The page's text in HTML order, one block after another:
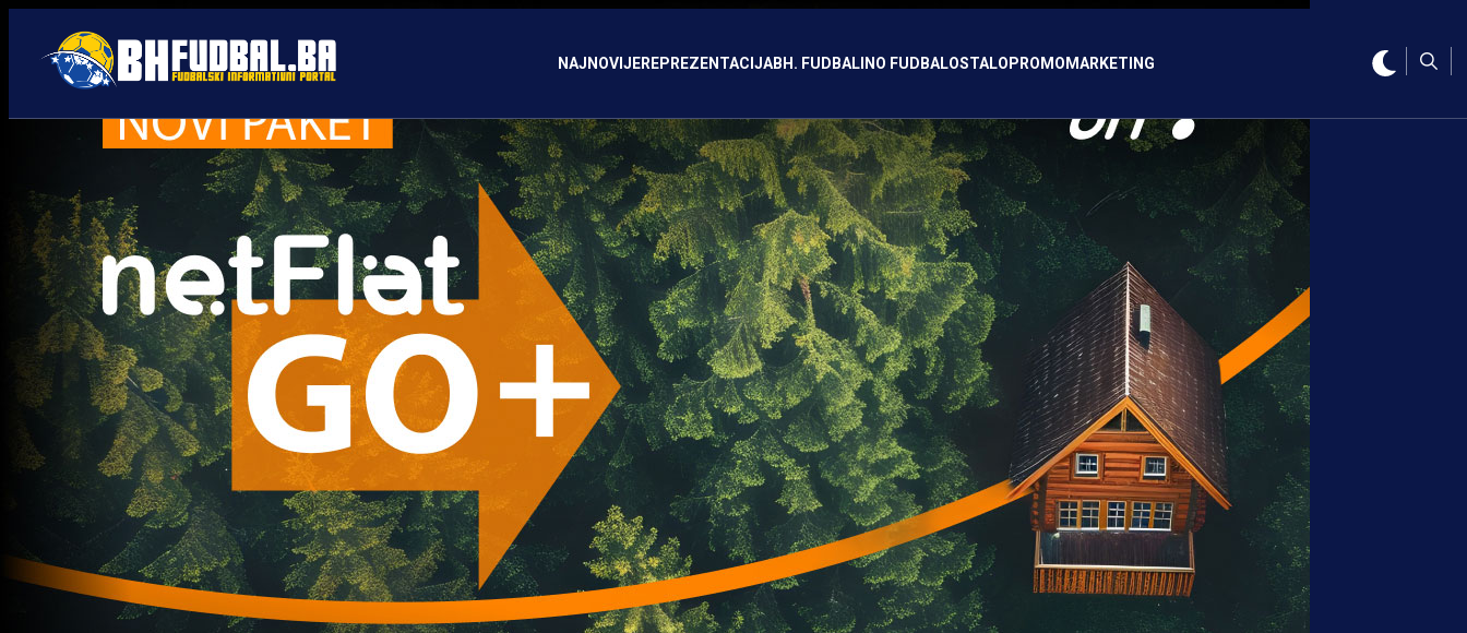
NAJNOVIJEREPREZENTACIJABH. FUDBALINO FUDBALOSTALO PROMO MARKETING
Mirsad Begić
Trenutno nema novosti za navedeni tag.
Najčitanije Najnovije
A Selekcija
Sve je gotovo: Edin Džeko
donio odluku, evo gdje
nastavlja karijeru!
1 sedmica 4 dan
A Selekcija
Ovo niko nije očekivao:
Nikola Vasilj iznenadio
izborom novog kluba!